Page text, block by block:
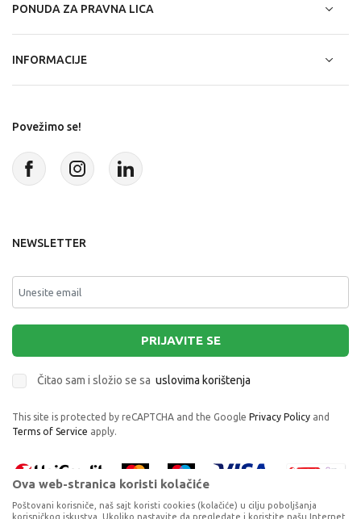
PONUDA ZA PRAVNA LICA
INFORMACIJE
Povežimo se!
NEWSLETTER
PRIJAVITE SE
Čitao sam i složio se sa uslovima korištenja
This site is protected by reCAPTCHA and the Google Privacy Policy and
Terms of Service apply.
Ova web-stranica koristi kolačiće
Poštovani korisniče, naš sajt koristi cookies (kolačiće) u cilju poboljšanja
korisničkog iskustva. Ukoliko nastavite da pregledate i koristite našu Internet